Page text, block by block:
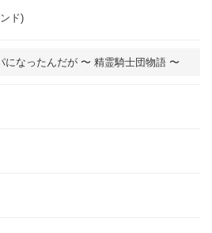
ド)
になったんだが 〜 精霊騎士団物語 〜